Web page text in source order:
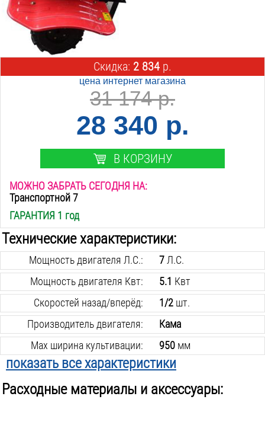
Скидка: 2 834 р.
цена интернет магазина
31 174 р.
28 340 р.
В КОРЗИНУ
МОЖНО ЗАБРАТЬ СЕГОДНЯ НА:
Транспортной 7
ГАРАНТИЯ 1 год
Технические характеристики:
Мощность двигателя Л.С.: 7Л.С.
Мощность двигателя Квт:
5.1 Квт
Скоростей назад/вперёд:
1/2шт.
Производитель двигателя:
Кама
Max ширина культивации:
950мм
Глубина культивации:
350мм
Отбор мощности:
на шкиве
показать все характеристики
Расходные материалы и аксессуары: